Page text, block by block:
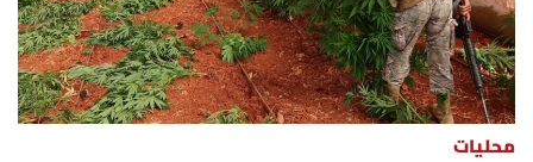
من نحن
للتواصل معنا
شروط الاستخدام
محليات